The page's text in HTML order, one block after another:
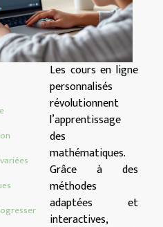
Les cours en ligne
personnalisés
révolutionnent
l’apprentissage
des
mathématiques.
Grâce à des
méthodes
adaptées et
interactives,